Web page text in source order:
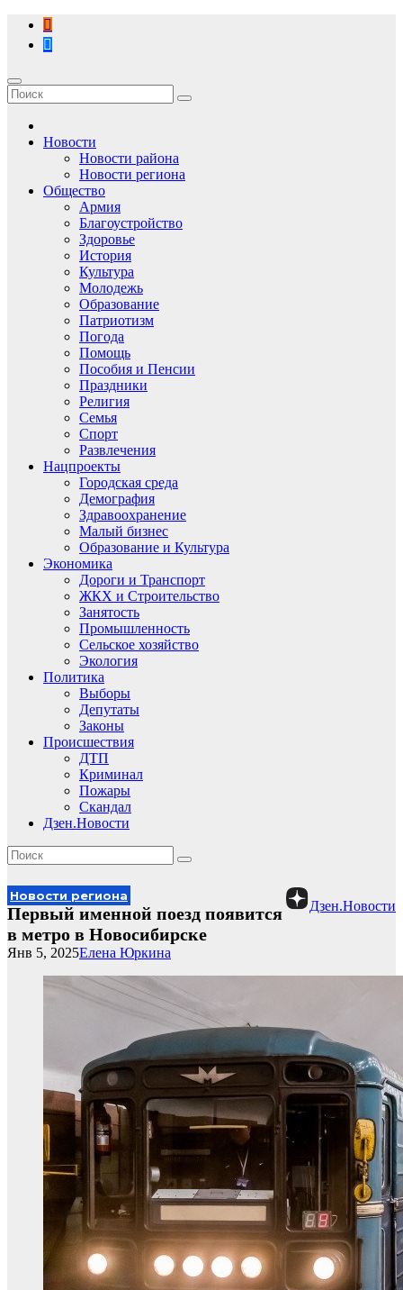
Перейти
содержимому
Новости
Новости района
Новости региона
Общество
Армия
Благоустройство
Здоровье
История
Культура
Молодежь
Образование
Патриотизм
Погода
Помощь
Пособия и Пенсии
Праздники
Религия
Семья
Спорт
Развлечения
Нацпроекты
Городская среда
Демография
Здравоохранение
Малый бизнес
Образование и Культура
Экономика
Дороги и Транспорт
ЖКХ и Строительство
Занятость
Промышленность
Сельское хозяйство
Экология
Политика
Выборы
Депутаты
Законы
Происшествия
ДТП
Криминал
Пожары
Скандал
Дзен.Новости
Дзен.Новости
Новости региона
Первый именной поезд появится
в метро в Новосибирске
Елена Юркина
Янв 5, 2025